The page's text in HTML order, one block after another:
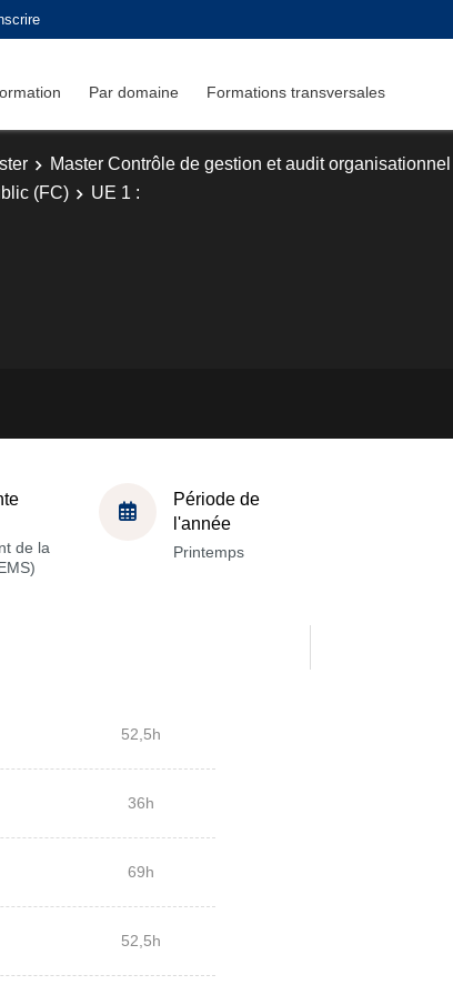
Par domaine Formations transversales
Master Contrôle de gestion et audit organisationnel
(FC)
UE 1 :
de la
Période de
l'année
Printemps
52,5h
36h
69h
52,5h